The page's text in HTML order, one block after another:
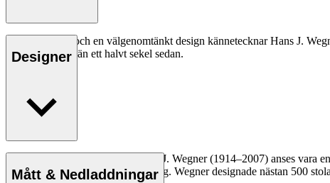
God ergonomi och en välgenomtänkt design kännetecknar Hans J.
den var för mer än ett halvt sekel sedan.
Designer
Den danske möbeldesignern Hans J. Wegner (1914–2007) anses
kompromisslösa syn på formgivning. Wegner designade nästan 500
Mått & Nedladdningar